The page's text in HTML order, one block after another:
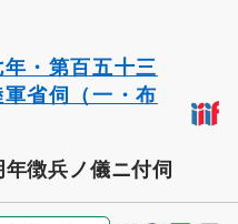
・第百五十三
省伺（一・布
年徴兵ノ儀ニ付伺